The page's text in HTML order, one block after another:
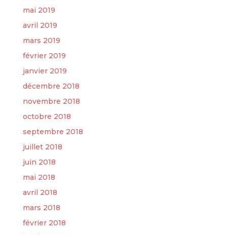
mai 2019
avril 2019
mars 2019
février 2019
janvier 2019
décembre 2018
novembre 2018
octobre 2018
septembre 2018
juillet 2018
juin 2018
mai 2018
avril 2018
mars 2018
février 2018